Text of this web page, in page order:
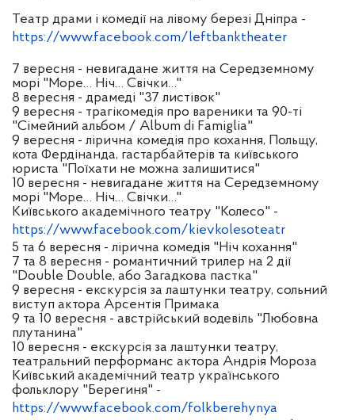
Театр драми і комедії на лівому березі Дніпра -
https://www.facebook.com/leftbanktheater
7 вересня - невигадане життя на Середземному
морі "Море… Ніч… Свічки…"
8 вересня - драмеді "37 листівок"
9 вересня - трагікомедія про вареники та 90-ті
"Сімейний альбом / Album di Famiglia"
9 вересня - лірична комедія про кохання, Польщу,
кота Фердінанда, гастарбайтерів та київського
юриста "Поїхати не можна залишитися"
10 вересня - невигадане життя на Середземному
морі "Море… Ніч… Свічки…"
Київського академічного театру "Колесо" -
https://www.facebook.com/kievkolesoteatr
5 та 6 вересня - лірична комедія "Ніч кохання"
7 та 8 вересня - романтичний трилер на 2 дії
"Double Double, або Загадкова пастка"
9 вересня - екскурсія за лаштунки театру, сольний
виступ актора Арсентія Примака
9 та 10 вересня - австрійський водевіль "Любовна
плутанина"
10 вересня - екскурсія за лаштунки театру,
театральний перформанс актора Андрія Мороза
Київський академічний театр українського
фольклору "Берегиня" -
https://www.facebook.com/folkberehynya